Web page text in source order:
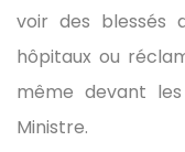
voir des blessés
hôpitaux ou
même devant
Ministre.